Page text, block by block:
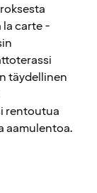
la carte -
täydellinen
rentoutua
aamulentoa.